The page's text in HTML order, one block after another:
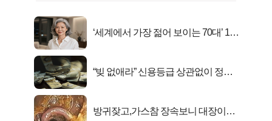
‘세계에서 가장 젊어 보이는 70대’ 1위
“빚 없애라” 신용등급 상관없이 정부
방귀잦고,가스참 장속보니 대장이아